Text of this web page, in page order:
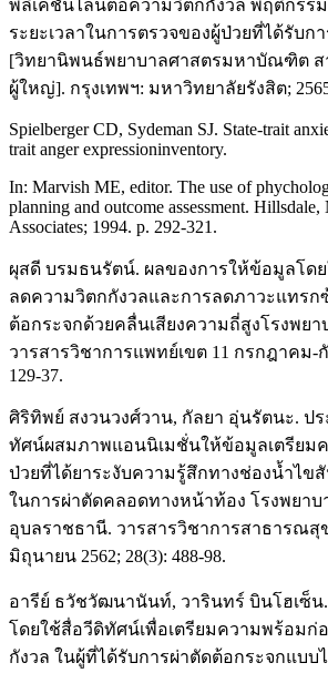
พลิเคชั่นไลน์ต่อความวิตกกังวล พฤติกรร
ระยะเวลาในการตรวจของผู้ป่วยที่ได้รับก
[วิทยานิพนธ์พยาบาลศาสตรมหาบัณฑิต ส
ผู้ใหญ่]. กรุงเทพฯ: มหาวิทยาลัยรังสิต;
Spielberger CD, Sydeman SJ. State-trait
trait anger expressioninventory.
In: Marvish ME, editor. The use of
planning and outcome assessment.
Associates; 1994. p. 292-321.
ผุสดี บรมธนรัตน์. ผลของการให้ข้อมูลโด
ลดความวิตกกังวลและการลดภาวะแทร
ต้อกระจกด้วยคลื่นเสียงความถี่สูงโรงพย
วารสารวิชาการแพทย์เขต 11 กรกฎาคม-กั
129-37.
ศิริทิพย์ สงวนวงศ์วาน, กัลยา อุ่นรัตนะ. ป
ทัศน์ผสมภาพแอนนิเมชั่นให้ข้อมูลเตรียม
ป่วยที่ได้ยาระงับความรู้สึกทางช่องน้ำไข
ในการผ่าตัดคลอดทางหน้าท้อง โรงพยา
อุบลราชธานี. วารสารวิชาการสาธารณ
มิถุนายน 2562; 28(3): 488-98.
อารีย์ ธวัชวัฒนานันท์, วารินทร์ บินโฮเซ็
โดยใช้สื่อวีดิทัศน์เพื่อเตรียมความพร้อมก่
กังวล ในผู้ที่ได้รับการผ่าตัดต้อกระจกแบบ